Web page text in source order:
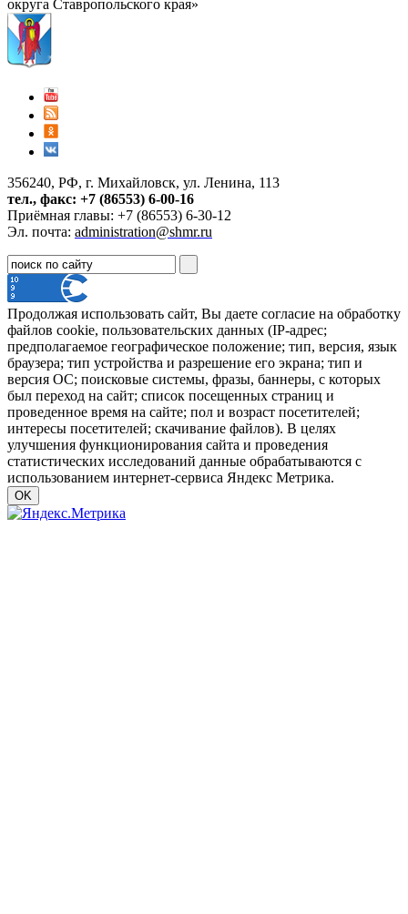
округа Ставропольского края»
356240, РФ, г. Михайловск, ул. Ленина, 113
тел., факс: +7 (86553) 6-00-16
Приёмная главы: +7 (86553) 6-30-12
Эл. почта: administration@shmr.ru
Продолжая использовать сайт, Вы даете согласие на обработку
файлов cookie, пользовательских данных (IP-адрес;
предполагаемое географическое положение; тип, версия, язык
браузера; тип устройства и разрешение его экрана; тип и
версия ОС; поисковые системы, фразы, баннеры, с которых
был переход на сайт; список посещенных страниц и
проведенное время на сайте; пол и возраст посетителей;
интересы посетителей; скачивание файлов). В целях
улучшения функционирования сайта и проведения
статистических исследований данные обрабатываются с
использованием интернет-сервиса Яндекс Метрика.
OK